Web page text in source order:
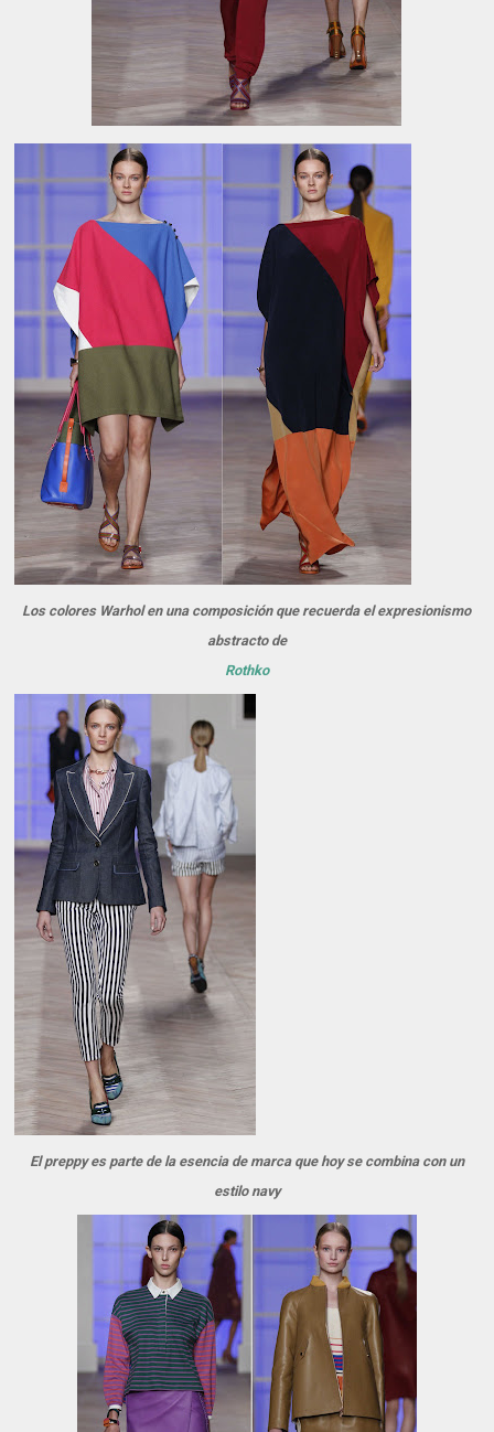
Los colores Warhol en una composición que recuerda el expresionismo
abstracto de
Rothko
El preppy es parte de la esencia de marca que hoy se combina con un
estilo navy